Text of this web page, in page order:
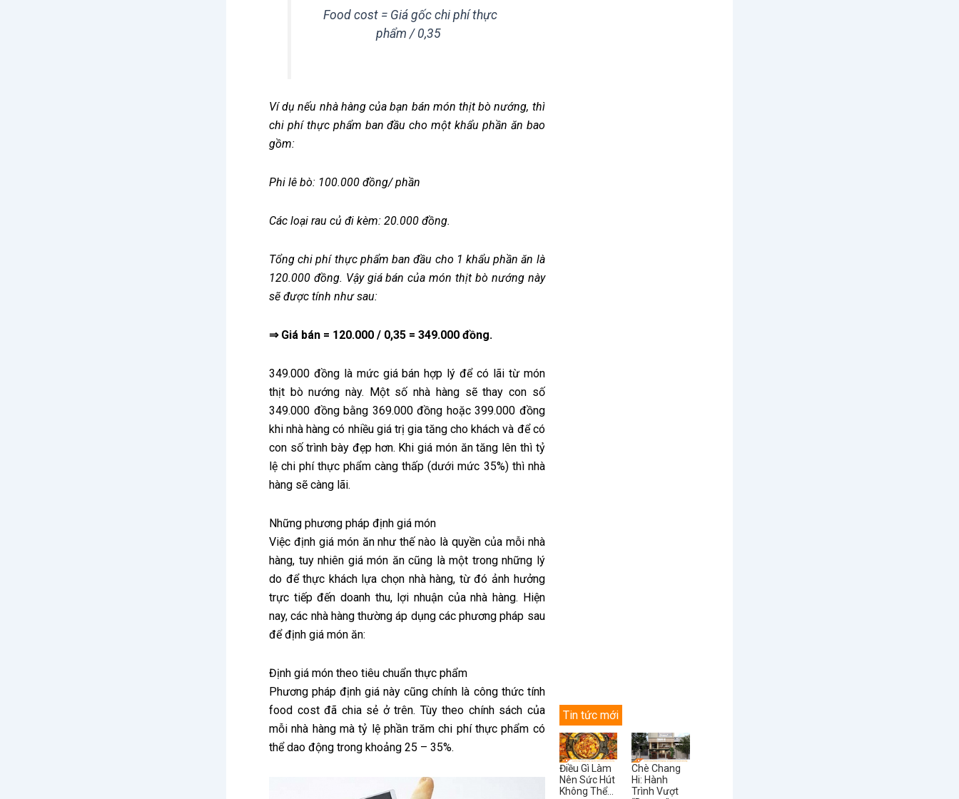
Food cost = Giá gốc chi phí thực
phẩm / 0,35
Ví dụ nếu nhà hàng của bạn bán món thịt bò nướng, thì
chi phí thực phẩm ban đầu cho một khẩu phần ăn bao
gồm:
Phi lê bò: 100.000 đồng/ phần
Các loại rau củ đi kèm: 20.000 đồng.
Tổng chi phí thực phẩm ban đầu cho 1 khẩu phần ăn là
120.000 đồng. Vậy giá bán của món thịt bò nướng này
sẽ được tính như sau:
⇒ Giá bán = 120.000 / 0,35 = 349.000 đồng.
349.000 đồng là mức giá bán hợp lý để có lãi từ món
thịt bò nướng này. Một số nhà hàng sẽ thay con số
349.000 đồng bằng 369.000 đồng hoặc 399.000 đồng
khi nhà hàng có nhiều giá trị gia tăng cho khách và để có
con số trình bày đẹp hơn. Khi giá món ăn tăng lên thì tỷ
lệ chi phí thực phẩm càng thấp (dưới mức 35%) thì nhà
hàng sẽ càng lãi.
Những phương pháp định giá món
Việc định giá món ăn như thế nào là quyền của mỗi nhà
hàng, tuy nhiên giá món ăn cũng là một trong những lý
do để thực khách lựa chọn nhà hàng, từ đó ảnh hưởng
trực tiếp đến doanh thu, lợi nhuận của nhà hàng. Hiện
nay, các nhà hàng thường áp dụng các phương pháp sau
để định giá món ăn:
Định giá món theo tiêu chuẩn thực phẩm
Phương pháp định giá này cũng chính là công thức tính
food cost đã chia sẻ ở trên. Tùy theo chính sách của
mỗi nhà hàng mà tỷ lệ phần trăm chi phí thực phẩm có
thể dao động trong khoảng 25 – 35%.
Tin tức mới
Điều Gì Làm
Nên Sức Hút
Không Thể...
Chè Chang
Hi: Hành
Trình Vượt